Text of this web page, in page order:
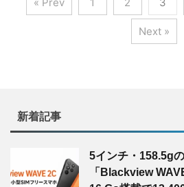
Next »
新着記事
5インチ・158.5g
「Blackview